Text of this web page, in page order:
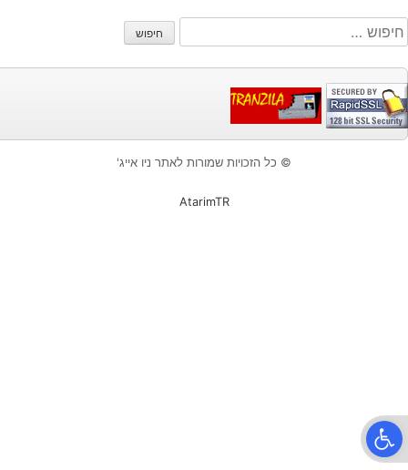
חיפוש:
© כל הזכויות שמורות לאתר ניו אייג'
AtarimTR
פתח סרגל נגישות